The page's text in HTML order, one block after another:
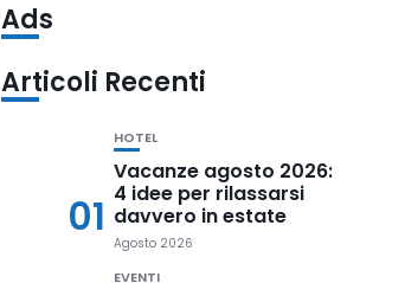
Ads
Articoli Recenti
01
HOTEL
Vacanze agosto 2026:
4 idee per rilassarsi
davvero in estate
Agosto 2026
EVENTI